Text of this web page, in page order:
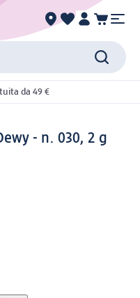
da 49 €
- n. 030, 2 g